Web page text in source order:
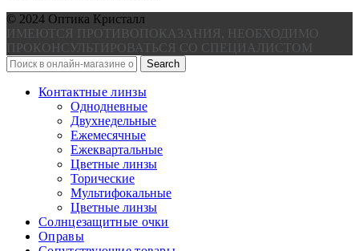
© 2024 Оптика Кристалл
ИМЕЮТСЯ ПРОТИВОПОКАЗАНИЯ, НЕОБХОДИМО
ПРОКОНСУЛЬТИРОВАТЬСЯ СО СПЕЦИАЛИСТОМ
Search
Контактные линзы
Однодневные
Двухнедельные
Ежемесячные
Ежеквартальные
Цветные линзы
Торические
Мультифокальные
Цветные линзы
Солнцезащитные очки
Оправы